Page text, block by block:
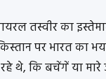
तस्वीर का
पर भारत का
थे, कि बचेंगें या मारे